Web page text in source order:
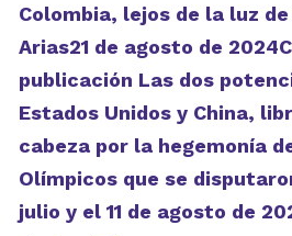
Colombia, lejos de la luz
Arias21 de agosto de
publicación Las dos
Estados Unidos y China,
cabeza por la hegemonía
Olímpicos que se
julio y el 11 de agosto de